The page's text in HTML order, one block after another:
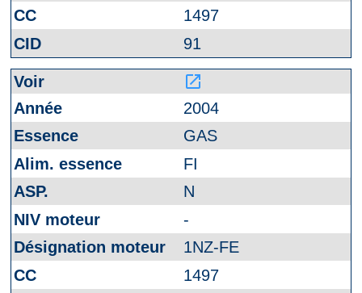
1497
91
launch
2004
GAS
FI
N
-
1NZ-FE
1497